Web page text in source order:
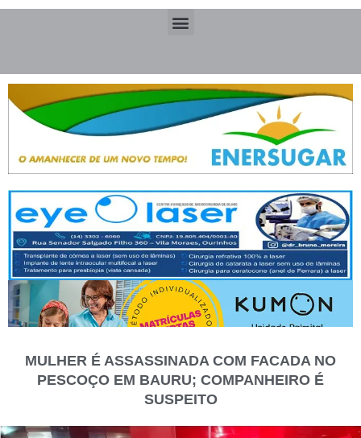
MULHER É ASSASSINADA COM FACADA NO
PESCOÇO EM BAURU; COMPANHEIRO É
SUSPEITO